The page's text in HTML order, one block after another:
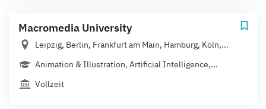
Macromedia University
Leipzig, Berlin, Frankfurt am Main, Hamburg, Köln,...
Animation & Illustration, Artificial Intelligence,...
Vollzeit